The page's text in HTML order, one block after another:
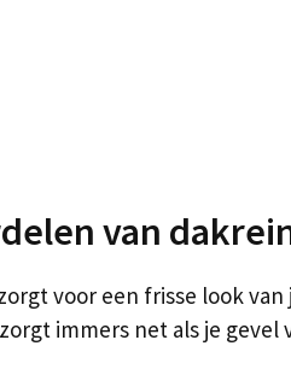
van
voor een frisse look
immers net als je